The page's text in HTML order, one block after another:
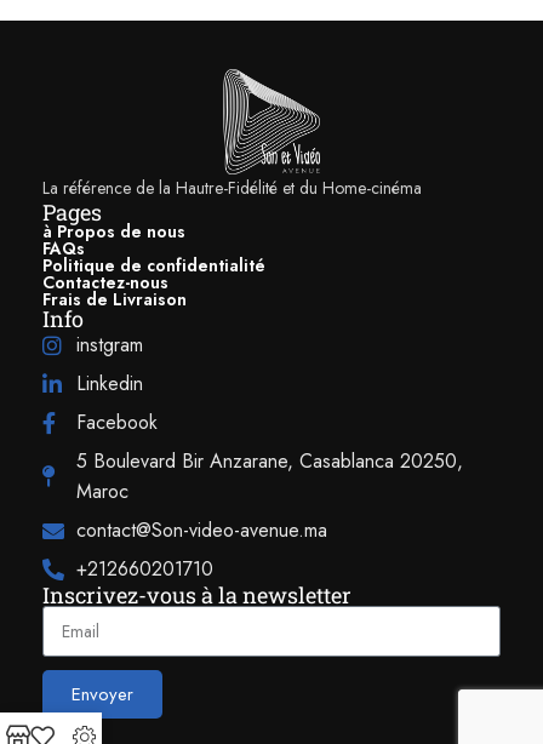
La référence de la Hautre-Fidélité et du Home-cinéma
Pages
à Propos de nous
FAQs
Politique de confidentialité
Contactez-nous
Frais de Livraison
Info
instgram
Linkedin
Facebook
5 Boulevard Bir Anzarane, Casablanca 20250,
Maroc
contact@Son-video-avenue.ma
+212660201710
Inscrivez-vous à la newsletter
Envoyer